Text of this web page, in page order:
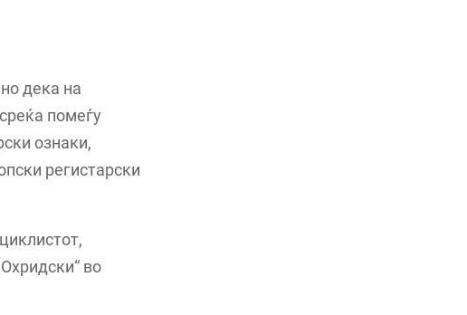
дека на
помеѓу
ознаки,
регистарски
во